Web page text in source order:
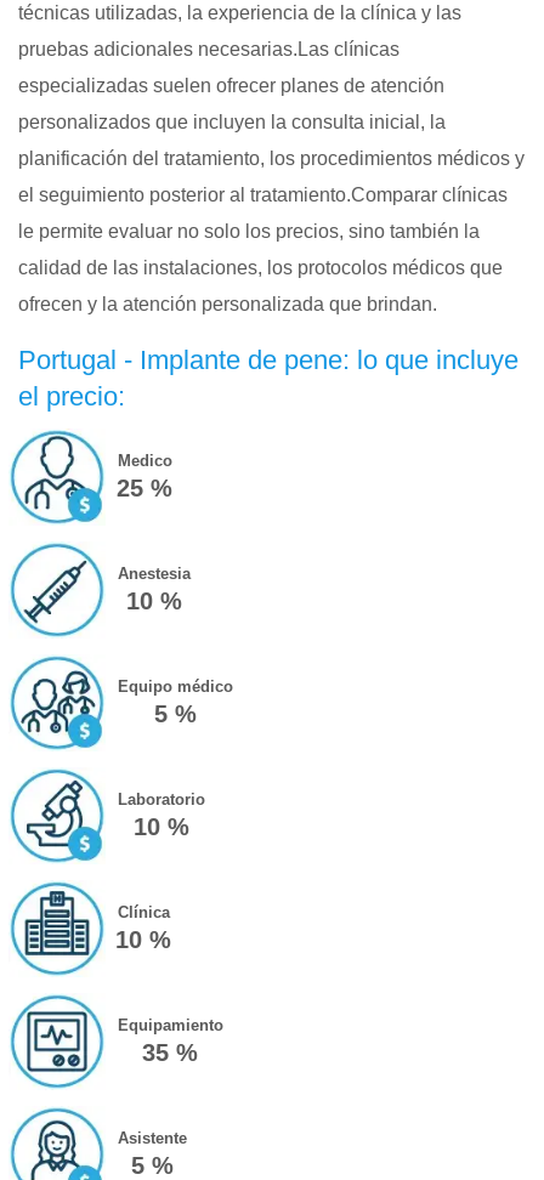
técnicas utilizadas, la experiencia de la clínica y las
pruebas adicionales necesarias.Las clínicas
especializadas suelen ofrecer planes de atención
personalizados que incluyen la consulta inicial, la
planificación del tratamiento, los procedimientos médicos y
el seguimiento posterior al tratamiento.Comparar clínicas
le permite evaluar no solo los precios, sino también la
calidad de las instalaciones, los protocolos médicos que
ofrecen y la atención personalizada que brindan.
Portugal - Implante de pene: lo que incluye
el precio:
Medico
25 %
Anestesia
10 %
Equipo médico
5 %
Laboratorio
10 %
Clínica
10 %
Equipamiento
35 %
Asistente
5 %